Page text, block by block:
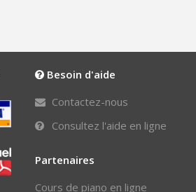
Besoin d'aide
Contactez-nous
Consultez l'aide en ligne
Partenaires
Cours de piano en ligne